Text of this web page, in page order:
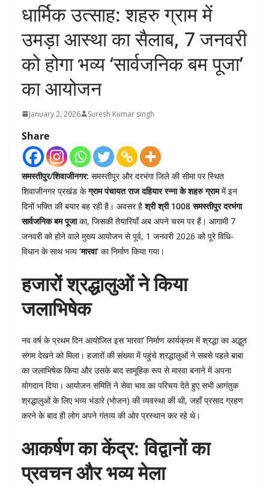
धार्मिक उत्साह: शहरु ग्राम में
उमड़ा आस्था का सैलाब, 7 जनवरी
को होगा भव्य ‘सार्वजनिक बम पूजा’
का आयोजन
January 2, 2026 Suresh Kumar singh
Share
समस्तीपुर/शिवाजीनगर: समस्तीपुर और दरभंगा जिले की सीमा पर स्थित
शिवाजीनगर प्रखंड केग्राम पंचायत राज दहियार रन्ना के शहरु ग्राममें इन
दिनों भक्ति की बयार बह रही है। अवसर हैश्री श्री 1008 समस्तीपुर दरभंगा
सार्वजनिक बम पूजाका, जिसकी तैयारियाँ अब अपने चरम पर हैं। आगामी 7
जनवरी को होने वाले मुख्य आयोजन से पूर्व, 1 जनवरी 2026 को पूरे विधि-
विधान के साथ भव्य ‘मारवा’ का निर्माण किया गया।
हजारों श्रद्धालुओं ने किया
जलाभिषेक
नव वर्ष के प्रथम दिन आयोजित इस ‘मारवा’ निर्माण कार्यक्रम में श्रद्धा का अद्भुत
संगम देखने को मिला। हजारों की संख्या में पहुंचे श्रद्धालुओं ने सबसे पहले बाबा
का जलाभिषेक किया और उसके बाद सामूहिक रूप से मारवा बनाने में अपना
योगदान दिया। आयोजन समिति ने सेवा भाव का परिचय देते हुए सभी आगंतुक
श्रद्धालुओं के लिए भव्य भंडारे (भोजन) की व्यवस्था की थी, जहाँ प्रसाद ग्रहण
करने के बाद ही लोग अपने गंतव्य की ओर प्रस्थान कर रहे थे।
आकर्षण का केंद्र: विद्वानों का
प्रवचन और भव्य मेला